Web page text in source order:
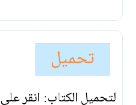
تحميل
لتحميل الكتاب: انقر على